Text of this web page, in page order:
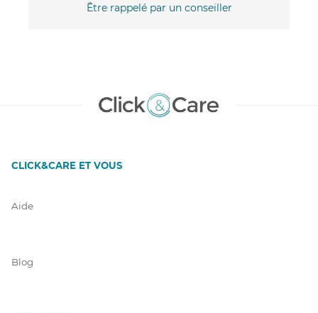
Être rappelé par un conseiller
CLICK&CARE ET VOUS
Aide
Blog